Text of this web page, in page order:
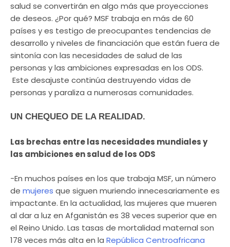
salud se convertirán en algo más que proyecciones
de deseos. ¿Por qué? MSF trabaja en más de 60
países y es testigo de preocupantes tendencias de
desarrollo y niveles de financiación que están fuera de
sintonía con las necesidades de salud de las
personas y las ambiciones expresadas ​​en los ODS.
Este desajuste continúa destruyendo vidas de
personas y paraliza a numerosas comunidades.
UN CHEQUEO DE LA REALIDAD.
Las brechas entre las necesidades mundiales y
las ambiciones en salud de los ODS
-En muchos países en los que trabaja MSF, un número
de mujeres que siguen muriendo innecesariamente es
impactante. En la actualidad, las mujeres que mueren
al dar a luz en Afganistán es 38 veces superior que en
el Reino Unido. Las tasas de mortalidad maternal son
178 veces más alta en la República Centroafricana